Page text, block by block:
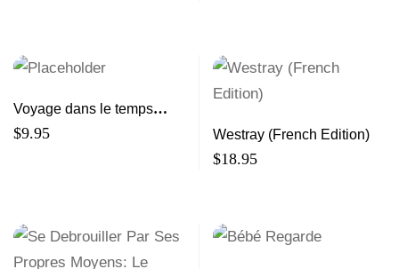
Voyage dans le temps
lieux d’importance
$9.95 Westray (French Edition)
$18.95